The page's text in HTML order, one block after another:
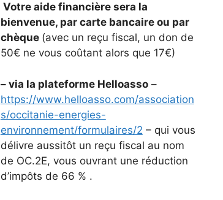
Votre aide financière sera la
bienvenue, par carte bancaire ou par
chèque (avec un reçu fiscal, un don de
50€ ne vous coûtant alors que 17€)
– via la plateforme Helloasso–
https://www.helloasso.com/association
s/occitanie-energies-
environnement/formulaires/2 – qui vous
délivre aussitôt un reçu fiscal au nom
de OC.2E, vous ouvrant une réduction
d’impôts de 66 % .